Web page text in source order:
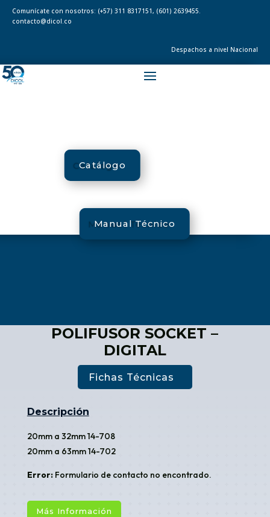
Comunícate con nosotros: (+57) 311 8317151, (601) 2639455.
contacto@dicol.co
Despachos a nivel Nacional
Catálogo
Manual Técnico
POLIFUSOR SOCKET –
DIGITAL
Fichas Técnicas
Descripción
20mm a 32mm 14-708
20mm a 63mm 14-702
Error:Formulario de contacto no encontrado.
Más Información